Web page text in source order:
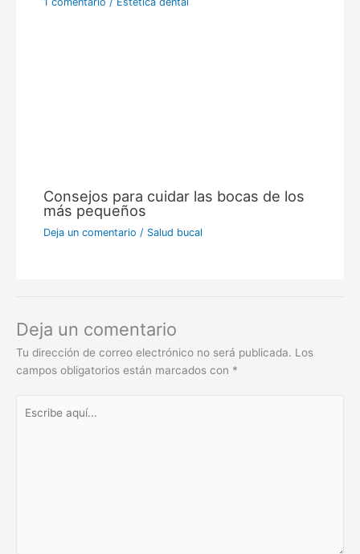
Consejos para cuidar las bocas de los
más pequeños
Deja un comentario / Salud bucal
Deja un comentario
Tu dirección de correo electrónico no será publicada. Los
campos obligatorios están marcados con *
aquí...